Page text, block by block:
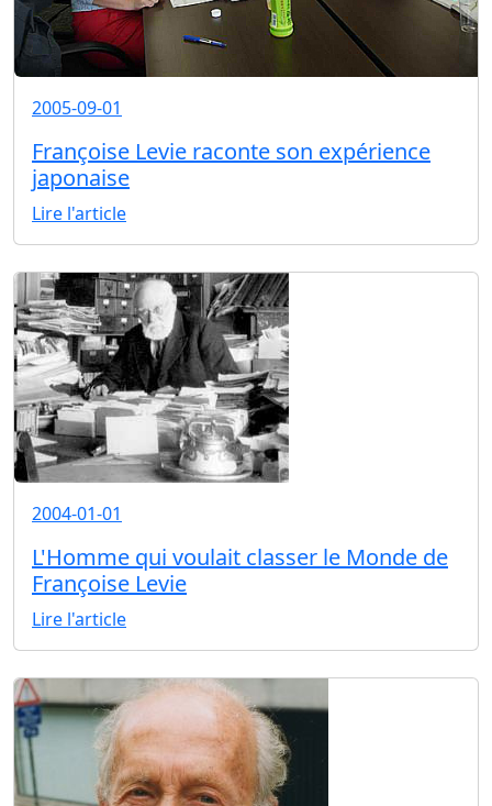
2005-09-01
Françoise Levie raconte son expérience
japonaise
Lire l'article
2004-01-01
L'Homme qui voulait classer le Monde de
Françoise Levie
Lire l'article